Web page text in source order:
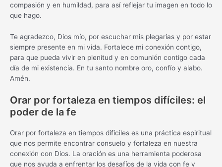
compasión y en humildad, para así reflejar tu imagen en todo lo
que hago.
Te agradezco, Dios mío, por escuchar mis plegarias y por estar
siempre presente en mi vida. Fortalece mi conexión contigo,
para que pueda vivir en plenitud y en comunión contigo cada
día de mi existencia. En tu santo nombre oro, confío y alabo.
Amén.
Orar por fortaleza en tiempos difíciles: el
poder de la fe
Orar por fortaleza en tiempos difíciles es una práctica espiritual
que nos permite encontrar consuelo y fortaleza en nuestra
conexión con Dios. La oración es una herramienta poderosa
que nos ayuda a enfrentar los desafíos de la vida con fe y